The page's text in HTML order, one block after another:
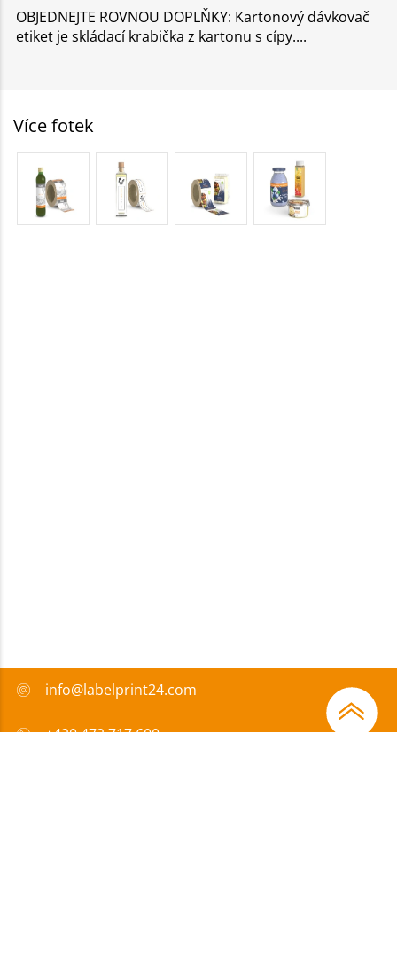
OBJEDNEJTE ROVNOU DOPLŇKY: Kartonový dávkovač
etiket je skládací krabička z kartonu s cípy.
Více fotek
info@labelprint24.com
+420 472 717 600